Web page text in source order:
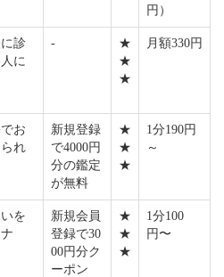
円）
診
に
-
★
★
★
月額330円
お
れ
新規登録
で4000円
分の鑑定
が無料
★
★
★
1分190円
～
を
新規会員
登録で30
00円分ク
ーポン
★
★
★
1分100
円〜